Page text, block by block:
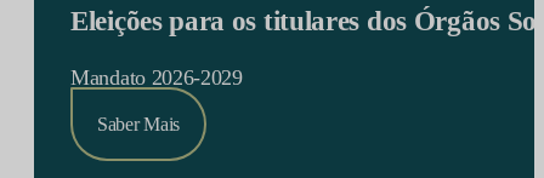
Eleições para os titulares dos Órgãos
Mandato 2026-2029
Saber Mais